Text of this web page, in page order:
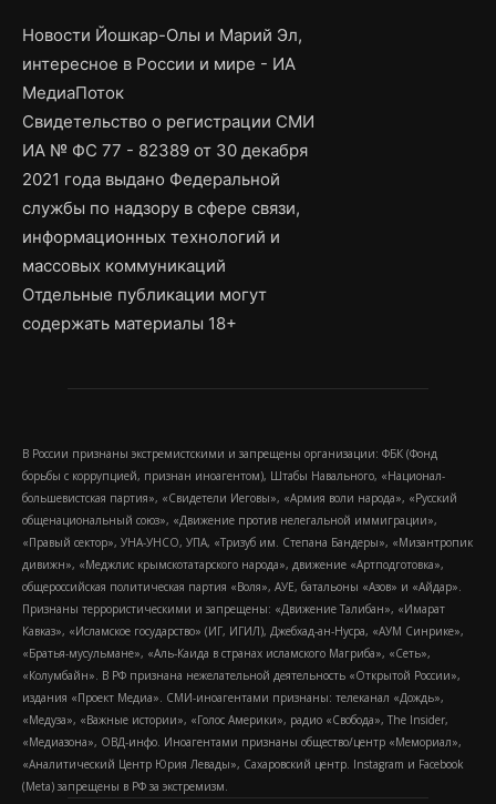
Новости Йошкар-Олы и Марий Эл,
интересное в России и мире - ИА
МедиаПоток
Свидетельство о регистрации СМИ
ИА № ФС 77 - 82389 от 30 декабря
2021 года выдано Федеральной
службы по надзору в сфере связи,
информационных технологий и
массовых коммуникаций
Отдельные публикации могут
содержать материалы 18+
В России признаны экстремистскими и запрещены организации: ФБК (Фонд
борьбы с коррупцией, признан иноагентом), Штабы Навального, «Национал-
большевистская партия», «Свидетели Иеговы», «Армия воли народа», «Русский
общенациональный союз», «Движение против нелегальной иммиграции»,
«Правый сектор», УНА-УНСО, УПА, «Тризуб им. Степана Бандеры», «Мизантропик
дивижн», «Меджлис крымскотатарского народа», движение «Артподготовка»,
общероссийская политическая партия «Воля», АУЕ, батальоны «Азов» и «Айдар».
Признаны террористическими и запрещены: «Движение Талибан», «Имарат
Кавказ», «Исламское государство» (ИГ, ИГИЛ), Джебхад-ан-Нусра, «АУМ Синрике»,
«Братья-мусульмане», «Аль-Каида в странах исламского Магриба», «Сеть»,
«Колумбайн». В РФ признана нежелательной деятельность «Открытой России»,
издания «Проект Медиа». СМИ-иноагентами признаны: телеканал «Дождь»,
«Медуза», «Важные истории», «Голос Америки», радио «Свобода», The Insider,
«Медиазона», ОВД-инфо. Иноагентами признаны общество/центр «Мемориал»,
«Аналитический Центр Юрия Левады», Сахаровский центр. Instagram и Facebook
(Metа) запрещены в РФ за экстремизм.